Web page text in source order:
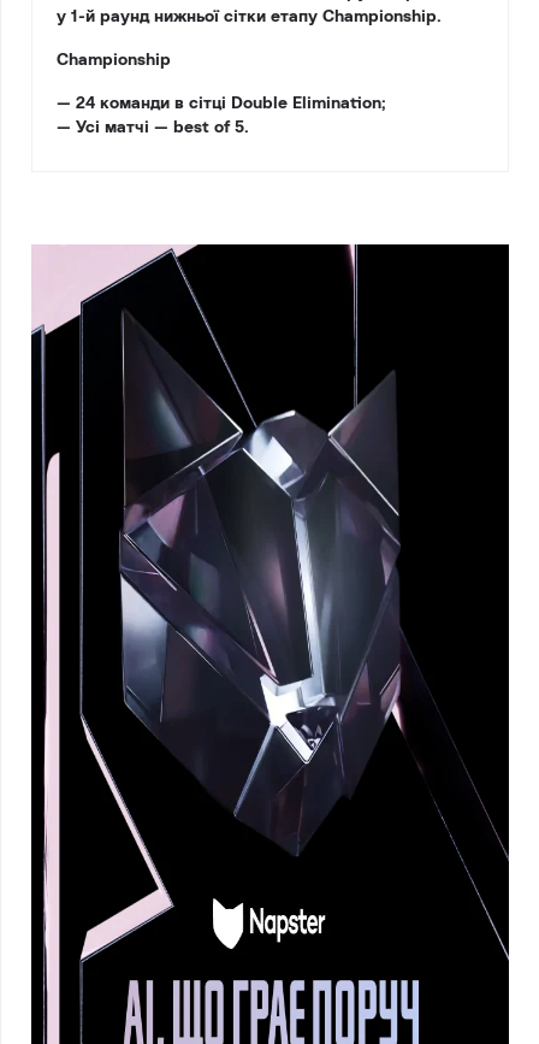
у 1-й раунд нижньої сітки етапу Championship.
Championship
— 24 команди в сітці Double Elimination;
— Усі матчі — best of 5.